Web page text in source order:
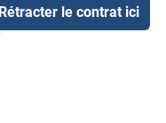
Rétracter le contrat ici